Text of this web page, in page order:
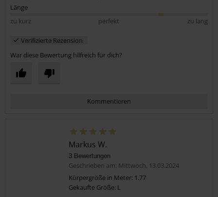
Länge
zu kurz
perfekt zu lang
Verifizierte Rezension
War diese Bewertung hilfreich für dich?
Kommentieren
Markus W.
3 Bewertungen
Geschrieben am: Mittwoch, 13.03.2024
Körpergröße in Meter: 1.77
Gekaufte Größe: L